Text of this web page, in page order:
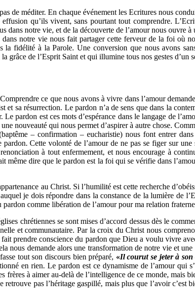
de méditer. En chaque événement les Ecritures nous
qu’ils vivent, sans pourtant tout comprendre.
dans notre vie, et de la découverte de l’amour nous ouvre
notre vie nous fait partager cette ferveur de la foi où
fidélité à la Parole. Une conversion que nous avons
grâce de l’Esprit Saint et qui illumine tous nos gestes
ce que nous avons à vivre dans l’amour
sa résurrection. Le pardon n’a de sens que dans la
pardon est ces mots d’espérance dans le langage de
nouveauté qui nous permet d’aspirer à autre chose.
– confirmation – eucharistie) nous font entrer
Cette volonté de l’amour de ne pas se figer sur
à tout enfermement, et nous encourage à
dire que le pardon est la foi qui se vérifie dans
au Christ. Si l’humilité est cette recherche
je dois répondre dans la constance de la lumière de
comme libération de l’amour pour ma relation
chrétiennes se sont mises d’accord dessus dès le
et communautaire. Par la croix du Christ nous
prendre conscience du pardon que Dieu a voulu vivre
nous demande alors une transformation de notre vie et
tout son discours bien préparé, «Il courut se jeter à son
en rien. Le pardon est ce dynamisme de l’amour qui
à aimer au-delà de l’intelligence de ce monde, mais
pas l’héritage gaspillé, mais plus que l’avoir c’est